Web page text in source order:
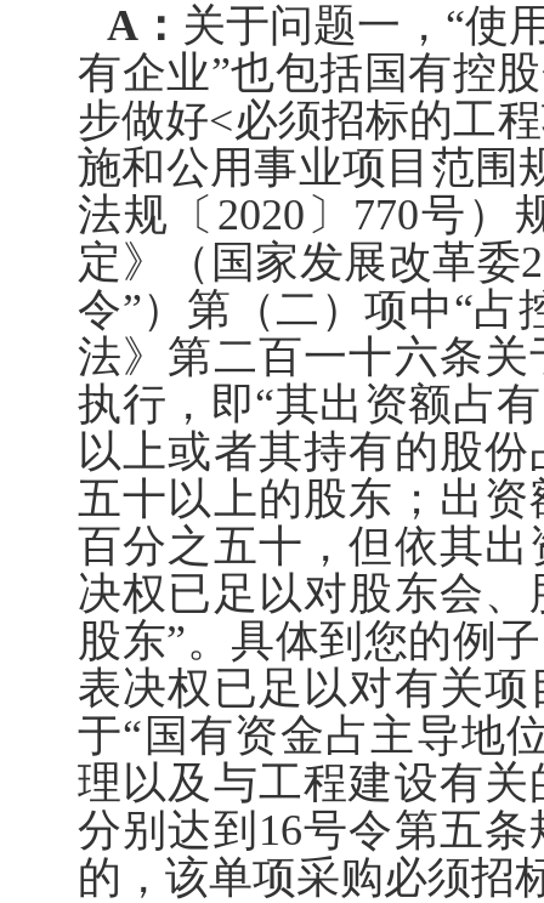
A： 关于问题一，“使
有企业”也包括国有控
步做好<必须招标的工
施和公用事业项目范围
法规〔2020〕770号
定》（国家发展改革委
令”）第（二）项中“占
法》第二百一十六条
执行，即“其出资额占
以上或者其持有的股
五十以上的股东；出
百分之五十，但依其
决权已足以对股东会
股东”。具体到您的例
表决权已足以对有关
于“国有资金占主导地
理以及与工程建设有
分别达到16号令第五
的，该单项采购必须招